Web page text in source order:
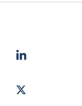
LinkedIn
Twitter